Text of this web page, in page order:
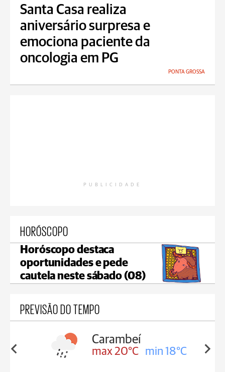
Santa Casa realiza
aniversário surpresa e
emociona paciente da
oncologia em PG
PONTA GROSSA
PUBLICIDADE
HORÓSCOPO
Horóscopo destaca
oportunidades e pede
cautela neste sábado (08)
PREVISÃO DO TEMPO
18°C
Carambeí
max 20°C min 18°C